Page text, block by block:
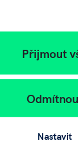
Přijmout
Nastavit